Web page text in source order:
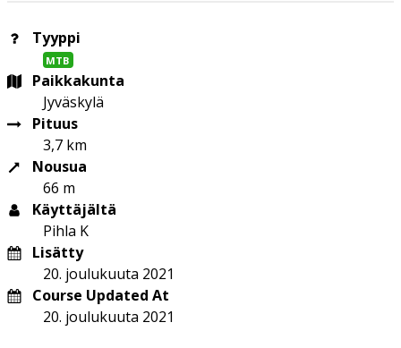
Tyyppi
MTB
Paikkakunta
Jyväskylä
Pituus
3,7 km
Nousua
66 m
Käyttäjältä
Pihla K
Lisätty
20. joulukuuta 2021
Course Updated At
20. joulukuuta 2021